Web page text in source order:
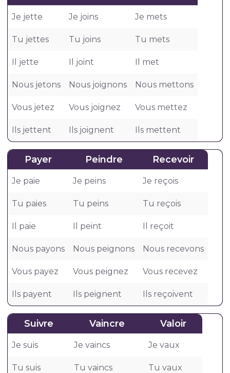
Je jette Je joins Je mets
Tu jettes Tu joins Tu mets
Il jette Il joint Il met
Nous jetons Nous joignons Nous mettons
Vous jetez Vous joignez Vous mettez
Ils jettent Ils joignent Ils mettent
Payer Peindre Recevoir
Je paie Je peins Je reçois
Tu paies Tu peins Tu reçois
Il paie Il peint Il reçoit
Nous payons Nous peignons Nous recevons
Vous payez Vous peignez Vous recevez
Ils payent Ils peignent Ils reçoivent
Suivre Vaincre Valoir
Je suis Je vaincs Je vaux
Tu suis Tu vaincs Tu vaux